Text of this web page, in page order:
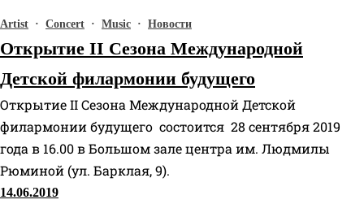
Artist · Concert · Music · Новости
Открытие II Сезона Международной
Детской филармонии будущего
Открытие II Сезона Международной Детской
филармонии будущего состоится 28 сентября 2019
года в 16.00 в Большом зале центра им. Людмилы
Рюминой (ул. Барклая, 9).
14.06.2019